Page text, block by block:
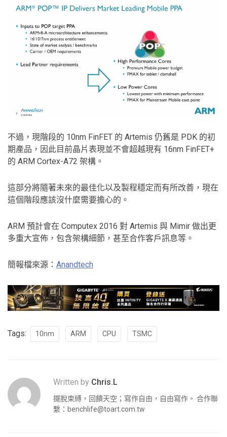
不過，現階段的 10nm FinFET 的 Artemis 仍舊是 PDK 的初
期產品，因此目前晶片表現並不會超越現有 16nm FinFET+
的 ARM Cortex-A72 架構。
這部分將隨著未來的最佳化以及製程穩定而有所改善，現在
這個階段應該沒什麼需要擔心的。
ARM 預計會在 Computex 2016 對 Artemis 與 Mimir 做出更
多重大宣佈，包含架構細節，甚至合作客戶訊息等。
簡報檔來源： Anandtech
Tags: 10nm ARM CPU TSMC
Written by Chris.L
擺脫束縛，回饋天空；寫作自由，自由寫作。 合作聯
繫： benchlife@toart.com.tw